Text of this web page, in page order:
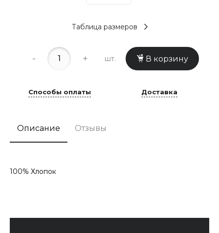
Таблица размеров
- + шт. В корзину
Способы оплаты Доставка
Описание Отзывы
100% Хлопок